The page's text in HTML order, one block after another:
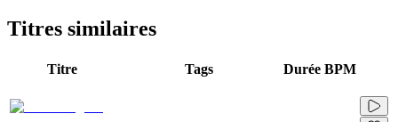
Titres similaires
Titre Tags Durée BPM